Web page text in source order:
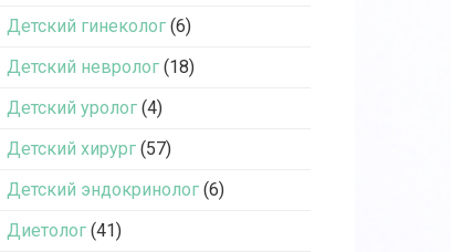
Детский гинеколог (6)
Детский невролог (18)
Детский уролог (4)
Детский хирург (57)
Детский эндокринолог (6)
Диетолог (41)